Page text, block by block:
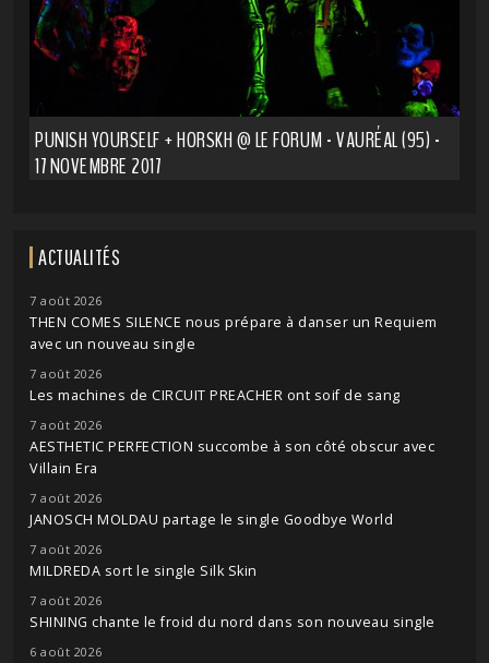
PUNISH YOURSELF + HORSKH @ LE FORUM - VAURÉAL (95) -
17 NOVEMBRE 2017
ACTUALITÉS
7 août 2026
THEN COMES SILENCE nous prépare à danser un Requiem
avec un nouveau single
7 août 2026
Les machines de CIRCUIT PREACHER ont soif de sang
7 août 2026
AESTHETIC PERFECTION succombe à son côté obscur avec
Villain Era
7 août 2026
JANOSCH MOLDAU partage le single Goodbye World
7 août 2026
MILDREDA sort le single Silk Skin
7 août 2026
SHINING chante le froid du nord dans son nouveau single
6 août 2026